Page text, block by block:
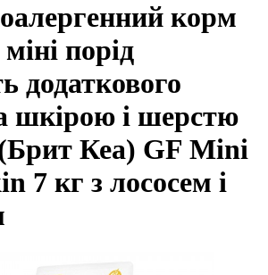
корм
порід
додаткового
шкірою і шерстю
Кеа) GF Mini
7 кг з лососем і